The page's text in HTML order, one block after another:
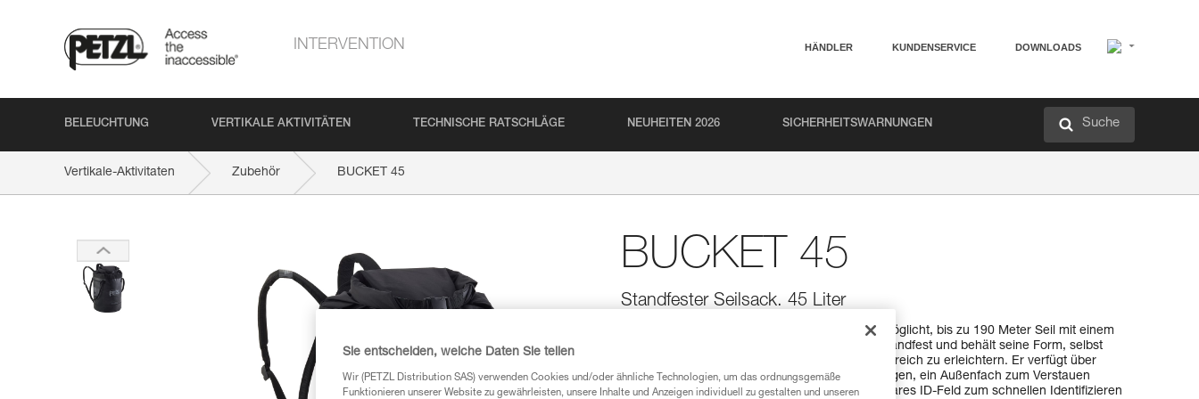
INTERVENTION HÄNDLER KUNDENSERVICE DOWNLOADS
BELEUCHTUNG VERTIKALE AKTIVITÄTEN TECHNISCHE RATSCHLÄGE NEUHEITEN 2026 SICHERHEITSWARNUNGEN Suche
Vertikale-Aktivitaten Zubehör BUCKET 45
BUCKET 45
Standfester Seilsack. 45 Liter
Der einfache, robuste Seilsack BUCKET 45 ermöglicht, bis zu 190 Meter Seil mit einem
Durchmesser von 11 mm zu verstauen. Er ist standfest und behält seine Form, selbst
wenn er leer ist, um den Zugriff auf den Innenbereich zu erleichtern. Er verfügt über
gepolsterte Schulterriemen für komfortables Tragen, ein Außenfach zum Verstauen
persönlicher Wertsachen und ein personalisierbares ID-Feld zum schnellen Identifizieren
Sie entscheiden, welche Daten Sie teilen
Wir (PETZL Distribution SAS) verwenden Cookies und/oder ähnliche Technologien, um das ordnungsgemäße
Funktionieren unserer Website zu gewährleisten, unsere Inhalte und Anzeigen individuell zu gestalten und unseren